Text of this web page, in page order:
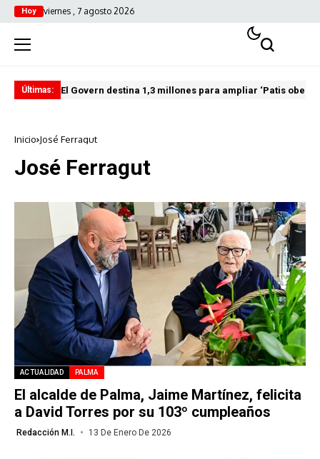
Hoy viernes , 7 agosto 2026
Últimas: El Govern destina 1,3 millones para ampliar ‘Patis
Inicio José Ferragut
José Ferragut
ACTUALIDAD PALMA
El alcalde de Palma, Jaime Martínez, felicita
a David Torres por su 103º cumpleaños
Redacción M.I. 13 De Enero De 2026